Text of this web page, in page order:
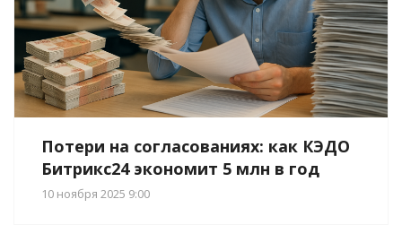
Потери на согласованиях: как КЭДО
Битрикс24 экономит 5 млн в год
10 ноября 2025 9:00